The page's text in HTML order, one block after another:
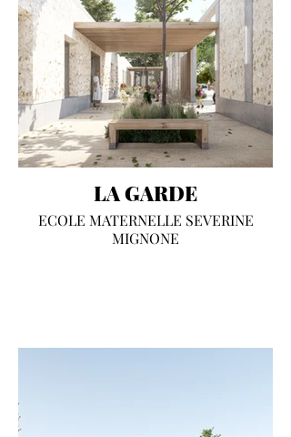
LA GARDE
ECOLE MATERNELLE SEVERINE
MIGNONE